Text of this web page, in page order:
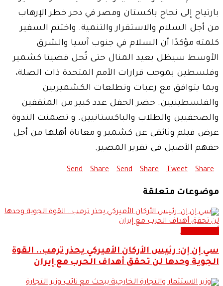
بارتياح إلى نجاح باكستان ومصر في دحر خطر الإرهاب
من أجل السلام والاستقرار والتنمية. واختتم السفير
كلمته مؤكدًا أن السلام في جنوب آسيا والشرق
الأوسط سيظل بعيد المنال حتى تُحل قضيتا كشمير
وفلسطين بموجب قرارات الأمم المتحدة ذات الصلة،
وبما يتوافق مع رغبات وتطلعات الكشميريين
والفلسطينيين. حضر الحفل عدد كبير من المثقفين
والصحفيين والطلاب والباكستانيين. و تضمنت الندوة
عرض فيلم وثائقى عن كشمير و معاناة أهلها من أجل
حقهم الأصيل فى تقرير المصير.
Share
Tweet
Share
Send
Share
Send
موضوعات متعلقة
سي إن إن: رئيس الأركان الأميركي يحذر ترمب.. القوة
الجوية وحدها لن تحقق أهداف الحرب مع إيران